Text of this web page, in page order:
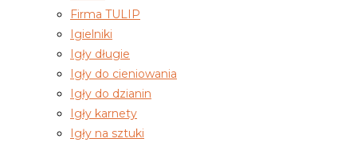
Firma TULIP
Igielniki
Igły długie
Igły do cieniowania
Igły do dzianin
Igły karnety
Igły na sztuki